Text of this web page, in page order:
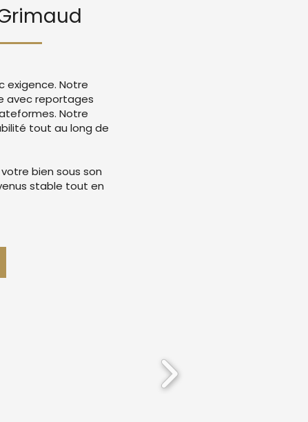
exigence. Notre
avec reportages
Notre
tout au long de
bien sous son
stable tout en